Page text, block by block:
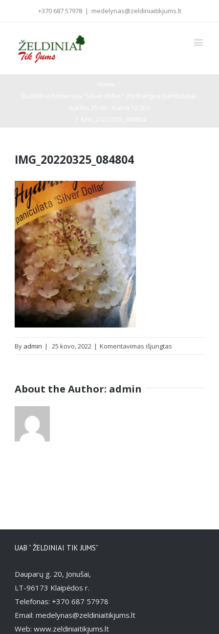
+370 687 57978 | medelynas@zeldiniaitikjums.lt
IMG_20220325_084804
By admin | 25 kovo, 2022 | Komentavimas išjungtas
About the Author: admin
UAB ” ŽELDINIAI TIK JUMS”
Dauparų g. 20, Jonušai,
LT-96173 Klaipėdos r.
Telefonas: +370 687 57978
Email: medelynas@zeldiniaitikjums.lt
Web: www.zeldiniaitikjums.lt